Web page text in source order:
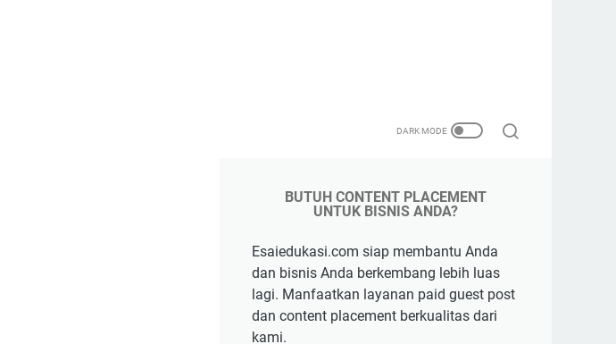
BUTUH CONTENT PLACEMENT
UNTUK BISNIS ANDA?
Esaiedukasi.com siap membantu Anda
dan bisnis Anda berkembang lebih luas
lagi. Manfaatkan layanan paid guest post
dan content placement berkualitas dari
kami.